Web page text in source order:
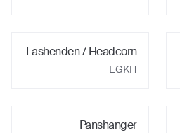
Lashenden / Headcorn
EGKH
Panshanger